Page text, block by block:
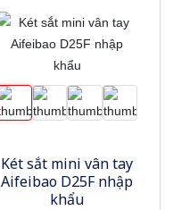
Két sắt mini vân tay
Aifeibao D25F nhập
khẩu